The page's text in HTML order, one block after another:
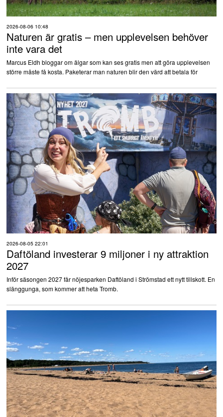
2026-08-06 10:48
Naturen är gratis – men upplevelsen behöver
inte vara det
Marcus Eldh bloggar om älgar som kan ses gratis men att göra upplevelsen
större måste få kosta. Paketerar man naturen blir den värd att betala för
2026-08-05 22:01
Daftöland investerar 9 miljoner i ny attraktion
2027
Inför säsongen 2027 får nöjesparken Daftöland i Strömstad ett nytt tillskott. En
slänggunga, som kommer att heta Tromb.